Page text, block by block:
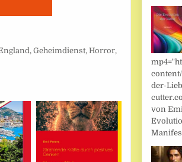
,Geheimdienst, Horror,
der-
von